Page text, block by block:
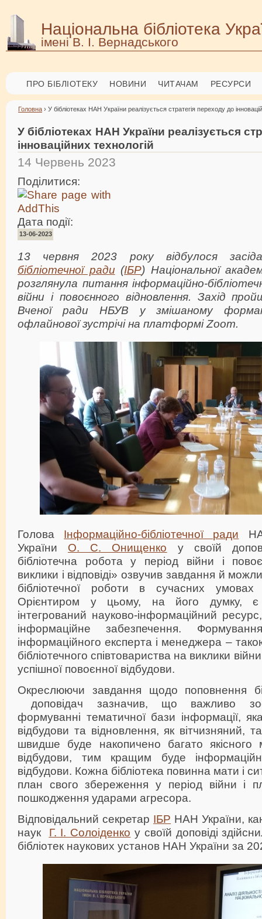
Національна бібліотека
імені В. І. Вернадського
ПРО БІБЛІОТЕКУ НОВИНИ ЧИТАЧАМ РЕСУРСИ
Головна › У бібліотеках НАН України реалізується стратегія переходу до
У бібліотеках НАН України реалізується
інноваційних технологій
14 Червень 2023
Поділитися:
Дата події:
13-06-2023
13 червня 2023 року відбулося
бібліотечної ради (ІБР) Національної
розглянула питання інформаційно-
війни і повоєнного відновлення. Захід
Вченої ради НБУВ у змішаному
офлайнової зустрічі на платформі Zoom.
Голова Інформаційно-бібліотечної ради
України О. С. Онищенко у своїй
бібліотечна робота у період війни і
виклики і відповіді» озвучив завдання й
бібліотечної роботи в сучасних
Орієнтиром у цьому, на його думку,
інтегрований науково-інформаційний
інформаційне забезпечення.
інформаційного експерта і менеджера –
бібліотечного співтовариства на виклики
успішної повоєнної відбудови.
Окреслюючи завдання щодо поповнення
доповідач зазначив, що важливо
формуванні тематичної бази інформації,
відбудови та відновлення, як вітчизняний,
швидше буде накопичено багато якісного
відбудови, тим кращим буде
відбудови. Кожна бібліотека повинна мати і
план свого збереження у період війни і
пошкодження ударами агресора.
Відповідальний секретар ІБР НАН України,
наук Г. І. Солоіденко у своїй доповіді
бібліотек наукових установ НАН України за